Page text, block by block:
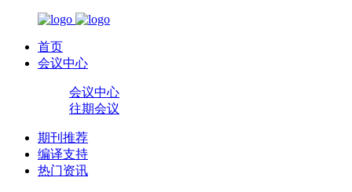
首页
会议中心
会议中心
往期会议
期刊推荐
编译支持
热门资讯